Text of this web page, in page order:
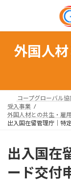
ン
プ
ー
動
外国人
コープグローバル
受入事業
外国人材との共生・雇
出入国在留管理庁｜特
出入国在
ード交付